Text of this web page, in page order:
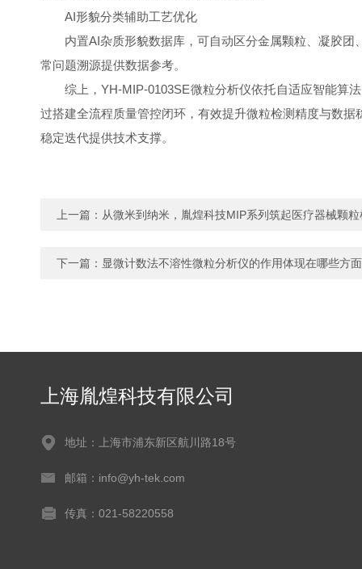
AI形貌分类辅助工艺优化
内置AI杂质形貌数据库，可自动区分金属颗粒、凝胶
常问题溯源提供数据参考。
综上，YH-MIP-0103SE微粒分析仪依托自适应智能算
过搭建全流程质量管控闭环，有效提升微粒检测精度与数
稳定迭代提供技术支撑。
上一篇： 从微米到纳米，胤煌科技MIP系列筑起医疗器械颗粒
下一篇： 显微计数法不溶性微粒分析仪的作用体现在哪些方
上海胤煌科技有限公司
地址：上海市浦东新区航川路18号
邮箱：info@yh-tek.com
传真：021-58220558